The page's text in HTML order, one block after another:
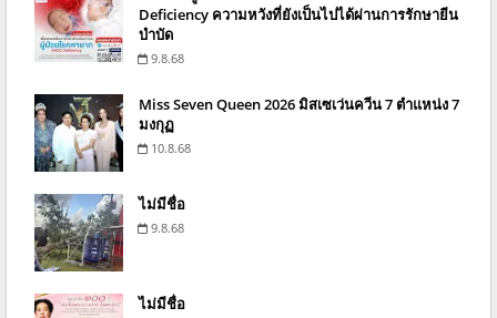
Deficiency ความหวังที่ยังเป็นไปได้ผ่านการรักษายีน
บำบัด
9.8.68
Miss Seven Queen 2026 มิสเซเว่นควีน 7 ตำแหน่ง 7
มงกุฏ
10.8.68
ไม่มีชื่อ
9.8.68
ไม่มีชื่อ